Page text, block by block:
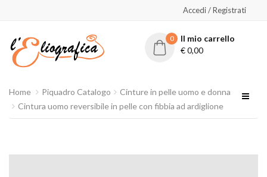
Accedi / Registrati
0
Il mio carrello
€0,00
Home Piquadro Catalogo
Cinture in pelle uomo e donna
Cintura uomo reversibile in pelle con fibbia ad ardiglione